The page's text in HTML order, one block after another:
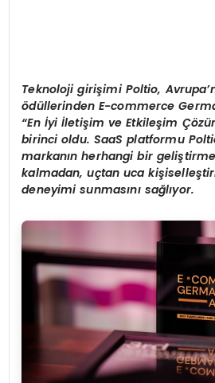
Teknoloji girişimi Poltio, Avrupa’
ödüllerinden E-commerce
“En İyi İletişim ve Etkileşim Çözü
birinci oldu. SaaS platformu
markanın herhangi bir geliş
kalmadan, uçtan uca kişiselleş
deneyimi sunmasını sağlıyor.